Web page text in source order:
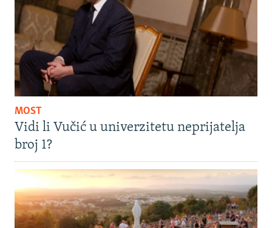
MOST
Vidi li Vučić u univerzitetu neprijatelja
broj 1?